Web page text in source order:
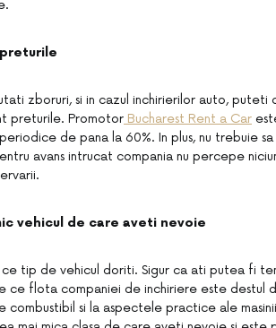
zboruri, si in cazul inchirierilor auto, puteti
preturile. Promotor Bucharest Rent a Car
de pana la 60%. In plus, nu trebuie
avans intrucat compania nu percepe
vehicul de care aveti nevoie
tip de vehicul doriti. Sigur ca ati putea fi
ce flota companiei de inchiriere este
combustibil si la aspectele practice ale